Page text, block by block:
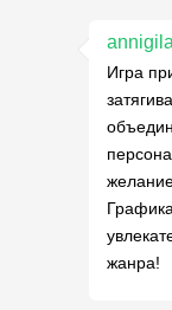
Игра
жанра!